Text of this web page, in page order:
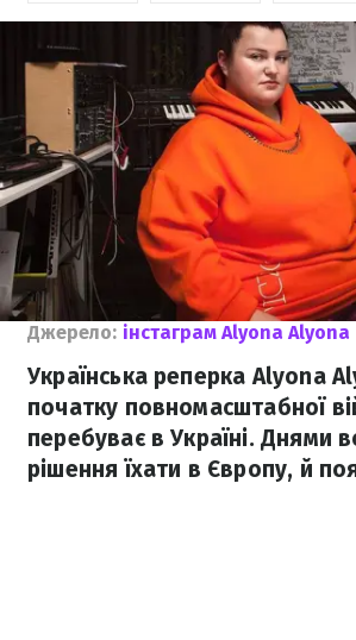
Джерело: інстаграм Alyona Alyona
Українська реперка Alyona
початку повномасштабної
перебуває в Україні. Днями
рішення їхати в Європу, й